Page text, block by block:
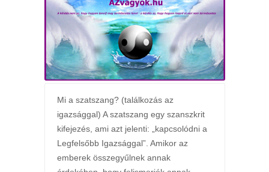
Mi a szatszang? (találkozás az
igazsággal) A szatszang egy szanszkrit
kifejezés, ami azt jelenti: „kapcsolódni a
Legfelsőbb Igazsággal”. Amikor az
emberek összegyűlnek annak